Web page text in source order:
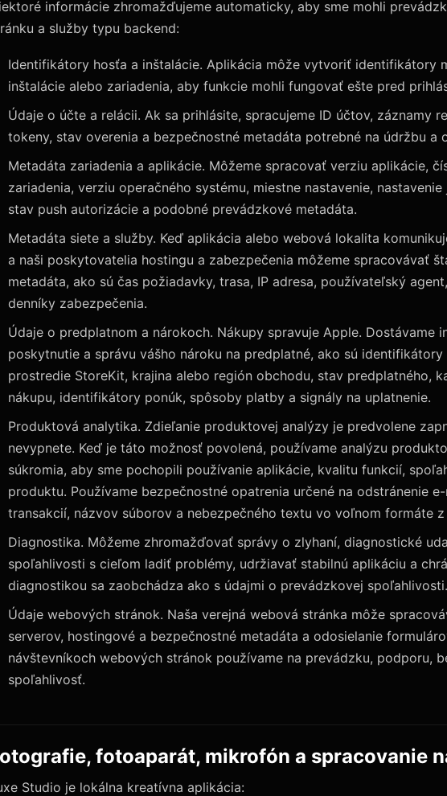
informácie zhromažďujeme automaticky, aby sme mohli
a služby typu backend:
Identifikátory hosťa a inštalácie. Aplikácia môže vytvoriť identifikátory
inštalácie alebo zariadenia, aby funkcie mohli fungovať ešte pred
Údaje o účte a relácii. Ak sa prihlásite, spracujeme ID účtov, záznamy
tokeny, stav overenia a bezpečnostné metadáta potrebné na údržbu a
Metadáta zariadenia a aplikácie. Môžeme spracovať verziu aplikácie,
zariadenia, verziu operačného systému, miestne nastavenie,
stav push autorizácie a podobné prevádzkové metadáta.
Metadáta siete a služby. Keď aplikácia alebo webová lokalita
a naši poskytovatelia hostingu a zabezpečenia môžeme spracovávať
metadáta, ako sú čas požiadavky, trasa, IP adresa, používateľský
denníky zabezpečenia.
Údaje o predplatnom a nárokoch. Nákupy spravuje Apple. Dostávame
poskytnutie a správu vášho nároku na predplatné, ako sú
prostredie StoreKit, krajina alebo región obchodu, stav predplatného,
nákupu, identifikátory ponúk, spôsoby platby a signály na uplatnenie.
Produktová analytika. Zdieľanie produktovej analýzy je predvolene
nevypnete. Keď je táto možnosť povolená, používame analýzu
súkromia, aby sme pochopili používanie aplikácie, kvalitu funkcií,
produktu. Používame bezpečnostné opatrenia určené na odstránenie
transakcií, názvov súborov a nebezpečného textu vo voľnom formáte
Diagnostika. Môžeme zhromažďovať správy o zlyhaní, diagnostické
spoľahlivosti s cieľom ladiť problémy, udržiavať stabilnú aplikáciu a
diagnostikou sa zaobchádza ako s údajmi o prevádzkovej spoľahlivosti.
Údaje webových stránok. Naša verejná webová stránka môže
serverov, hostingové a bezpečnostné metadáta a odosielanie
návštevníkoch webových stránok používame na prevádzku, podporu,
spoľahlivosť.
fotoaparát, mikrofón a spracovanie
Studio je lokálna kreatívna aplikácia: